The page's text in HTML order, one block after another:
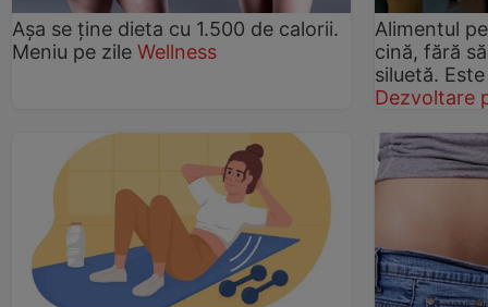
Aşa se ţine dieta cu 1.500 de calorii.
Meniu pe zile Wellness
Alimentul
cină, fără
siluetă.
Dezvoltare